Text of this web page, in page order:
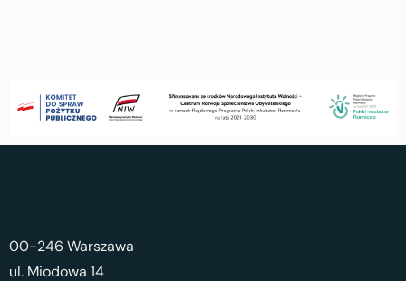
00-246 Warszawa
ul. Miodowa 14